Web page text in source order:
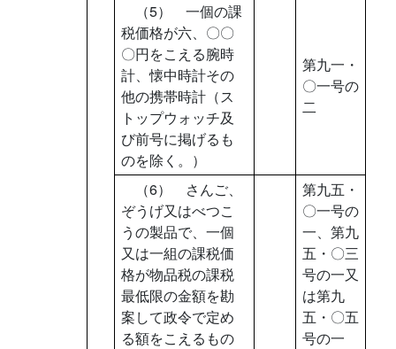
（5） 一個の課
税価格が六、〇〇
〇円をこえる腕時
計、懐中時計その
他の携帯時計（ス
トップウォッチ及
び前号に掲げるも
のを除く。）
第九一・
〇一号の
二
（6） さんご、
ぞうげ又はべつこ
うの製品で、一個
又は一組の課税価
格が物品税の課税
最低限の金額を勘
案して政令で定め
る額をこえるもの
第九五・
〇一号の
一、第九
五・〇三
号の一又
は第九
五・〇五
号の一